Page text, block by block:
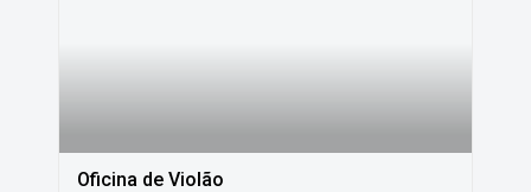
Oficina de Violão